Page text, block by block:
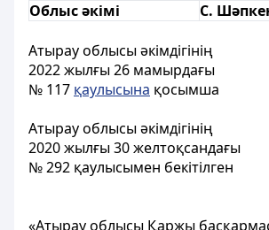
Облыс әкімі С.
Атырау облысы әкімдігінің
2022 жылғы 26 мамырдағы
№ 117 қаулысына қосымша
Атырау облысы әкімдігінің
2020 жылғы 30 желтоқсандағы
№ 292 қаулысымен бекітілген
«Атырау облысы Қаржы